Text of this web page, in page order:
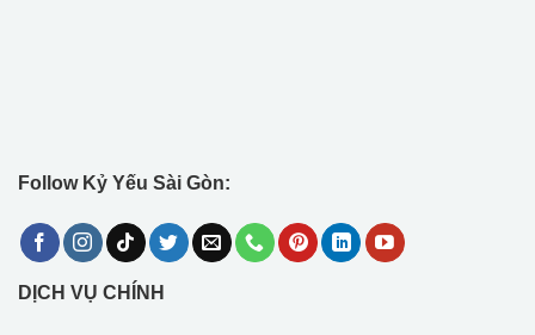
Follow Kỷ Yếu Sài Gòn:
DỊCH VỤ CHÍNH